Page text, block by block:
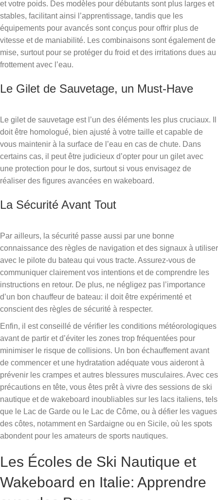
et votre poids. Des modèles pour débutants sont plus larges et
stables, facilitant ainsi l’apprentissage, tandis que les
équipements pour avancés sont conçus pour offrir plus de
vitesse et de maniabilité. Les combinaisons sont également de
mise, surtout pour se protéger du froid et des irritations dues au
frottement avec l’eau.
Le Gilet de Sauvetage, un Must-Have
Le gilet de sauvetage est l’un des éléments les plus cruciaux. Il
doit être homologué, bien ajusté à votre taille et capable de
vous maintenir à la surface de l’eau en cas de chute. Dans
certains cas, il peut être judicieux d’opter pour un gilet avec
une protection pour le dos, surtout si vous envisagez de
réaliser des figures avancées en wakeboard.
La Sécurité Avant Tout
Par ailleurs, la sécurité passe aussi par une bonne
connaissance des règles de navigation et des signaux à utiliser
avec le pilote du bateau qui vous tracte. Assurez-vous de
communiquer clairement vos intentions et de comprendre les
instructions en retour. De plus, ne négligez pas l’importance
d’un bon chauffeur de bateau: il doit être expérimenté et
conscient des règles de sécurité à respecter.
Enfin, il est conseillé de vérifier les conditions météorologiques
avant de partir et d’éviter les zones trop fréquentées pour
minimiser le risque de collisions. Un bon échauffement avant
de commencer et une hydratation adéquate vous aideront à
prévenir les crampes et autres blessures musculaires. Avec ces
précautions en tête, vous êtes prêt à vivre des sessions de ski
nautique et de wakeboard inoubliables sur les lacs italiens, tels
que le Lac de Garde ou le Lac de Côme, ou à défier les vagues
des côtes, notamment en Sardaigne ou en Sicile, où les spots
abondent pour les amateurs de sports nautiques.
Les Écoles de Ski Nautique et
Wakeboard en Italie: Apprendre